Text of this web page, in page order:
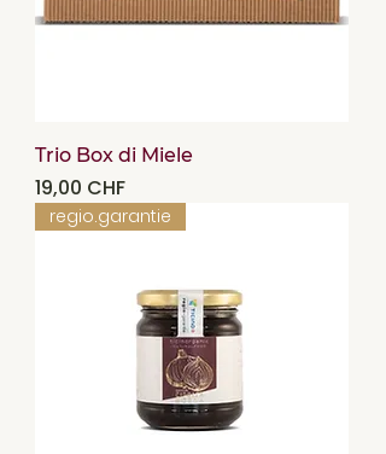
Trio Box di Miele
Precio
19,00 CHF
regio.garantie